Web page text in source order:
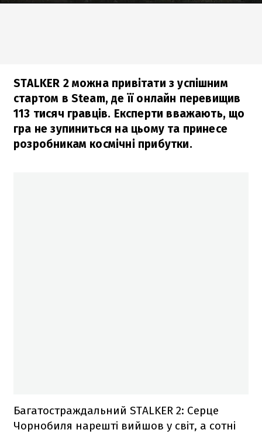
STALKER 2 можна привітати з успішним
стартом в Steam, де її онлайн перевищив
113 тисяч гравців. Експерти вважають, що
гра не зупиниться на цьому та принесе
розробникам космічні прибутки.
Багатостраждальний STALKER 2: Серце
Чорнобиля нарешті вийшов у світ, а сотні